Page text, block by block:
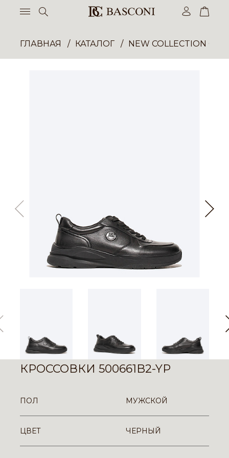
ГЛАВНАЯ КАТАЛОГ NEW COLLECTION
КРОССОВКИ 500661B2-YP
ПОЛ МУЖСКОЙ
ЦВЕТ ЧЕРНЫЙ